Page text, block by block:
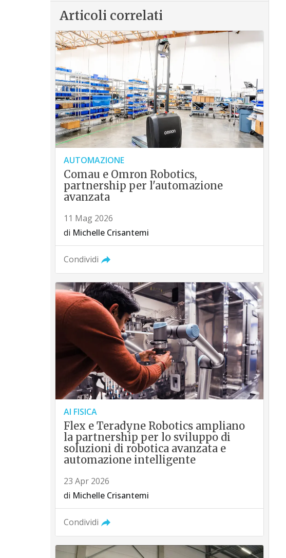
Articoli correlati
AUTOMAZIONE
Comau e Omron Robotics,
partnership per l'automazione
avanzata
11 Mag 2026
di Michelle Crisantemi
Condividi
AI FISICA
Flex e Teradyne Robotics ampliano
la partnership per lo sviluppo di
soluzioni di robotica avanzata e
automazione intelligente
23 Apr 2026
di Michelle Crisantemi
Condividi